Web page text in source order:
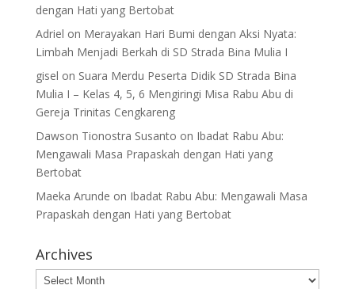
dengan Hati yang Bertobat
Adriel on Merayakan Hari Bumi dengan Aksi Nyata:
Limbah Menjadi Berkah di SD Strada Bina Mulia I
gisel on Suara Merdu Peserta Didik SD Strada Bina
Mulia I – Kelas 4, 5, 6 Mengiringi Misa Rabu Abu di
Gereja Trinitas Cengkareng
Dawson Tionostra Susanto on Ibadat Rabu Abu:
Mengawali Masa Prapaskah dengan Hati yang
Bertobat
Maeka Arunde on Ibadat Rabu Abu: Mengawali Masa
Prapaskah dengan Hati yang Bertobat
Archives
Archives